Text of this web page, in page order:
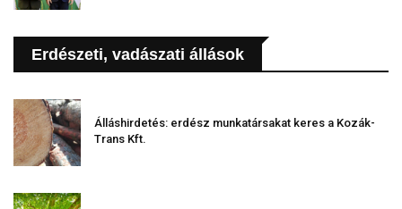
Erdészeti, vadászati állások
Álláshirdetés: erdész munkatársakat keres a Kozák-
Trans Kft.